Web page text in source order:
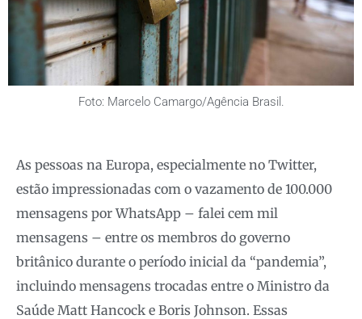
Foto: Marcelo Camargo/Agência Brasil.
As pessoas na Europa, especialmente no Twitter,
estão impressionadas com o vazamento de 100.000
mensagens por WhatsApp – falei cem mil
mensagens – entre os membros do governo
britânico durante o período inicial da “pandemia”,
incluindo mensagens trocadas entre o Ministro da
Saúde Matt Hancock e Boris Johnson. Essas